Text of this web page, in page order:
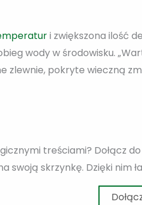
i zwiększona ilość
wody w środowisku.
pokryte wieczną
treściami? Dołącz
swoją skrzynkę. Dzięki nim